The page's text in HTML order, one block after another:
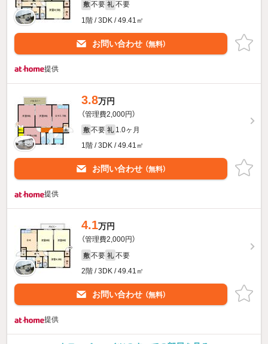
敷 不要 礼 不要
1階 / 3DK / 49.41㎡
お問い合わせ （無料）
提供
3.8万円
（管理費2,000円）
敷 不要 礼 1.0ヶ月
1階 / 3DK / 49.41㎡
お問い合わせ （無料）
提供
4.1万円
（管理費2,000円）
敷 不要 礼 不要
2階 / 3DK / 49.41㎡
お問い合わせ （無料）
提供